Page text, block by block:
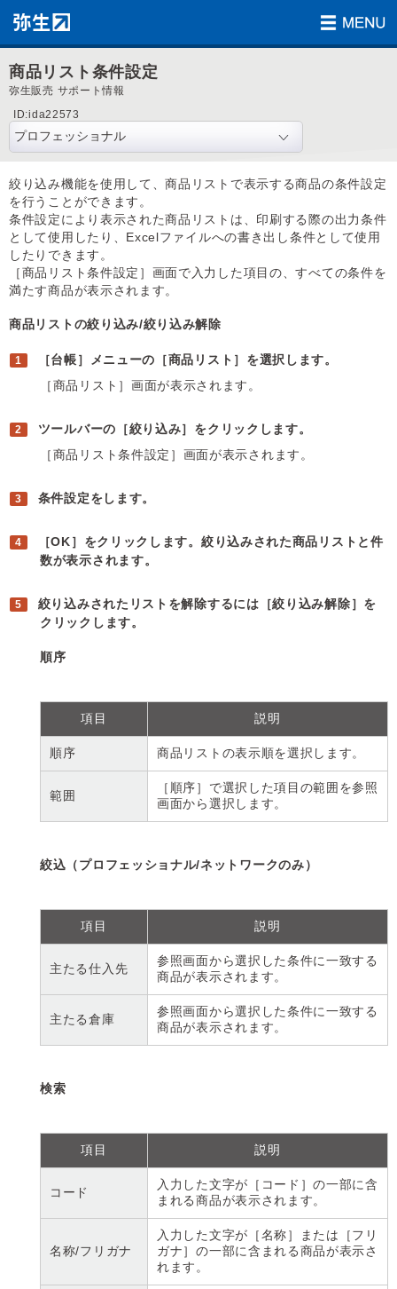
商品リスト条件設定
弥生販売 サポート情報
ID:ida22573
絞り込み機能を使用して、商品リストで表示する商品の条件設定
を行うことができます。
条件設定により表示された商品リストは、印刷する際の出力条件
として使用したり、Excelファイルへの書き出し条件として使用
したりできます。
［商品リスト条件設定］画面で入力した項目の、すべての条件を
満たす商品が表示されます。
商品リストの絞り込み/絞り込み解除
［台帳］メニューの［商品リスト］を選択します。
［商品リスト］画面が表示されます。
ツールバーの［絞り込み］をクリックします。
［商品リスト条件設定］画面が表示されます。
条件設定をします。
［OK］をクリックします。絞り込みされた商品リストと件
数が表示されます。
絞り込みされたリストを解除するには［絞り込み解除］を
クリックします。
順序
項目 説明
順序 商品リストの表示順を選択します。
範囲
［順序］で選択した項目の範囲を参照
画面から選択します。
絞込（プロフェッショナル/ネットワークのみ）
項目 説明
主たる仕入先
参照画面から選択した条件に一致する
商品が表示されます。
主たる倉庫
参照画面から選択した条件に一致する
商品が表示されます。
検索
項目 説明
コード
入力した文字が［コード］の一部に含
まれる商品が表示されます。
名称/フリガナ
入力した文字が［名称］または［フリ
ガナ］の一部に含まれる商品が表示さ
れます。